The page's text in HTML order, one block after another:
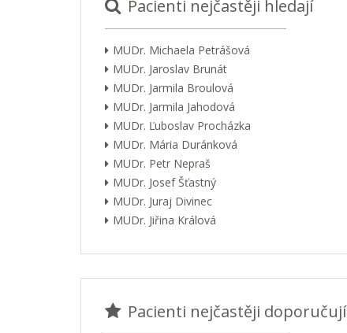
Pacienti nejčastěji hledají
MUDr. Michaela Petrášová
MUDr. Jaroslav Brunát
MUDr. Jarmila Broulová
MUDr. Jarmila Jahodová
MUDr. Ľuboslav Procházka
MUDr. Mária Duránková
MUDr. Petr Nepraš
MUDr. Josef Šťastný
MUDr. Juraj Divinec
MUDr. Jiřina Králová
Pacienti nejčastěji doporučují